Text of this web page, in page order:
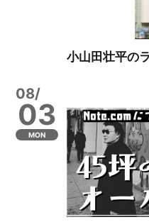
小山田壮平の
08/
03
MON